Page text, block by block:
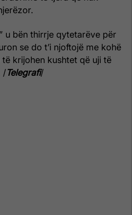
u bën thirrje qytetarëve për
se do t’i njoftojë me kohë
krijohen kushtet që uji të
/Telegrafi/